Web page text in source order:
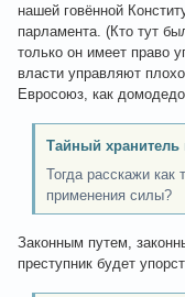
нашей говённой
парламента. (Кто тут
только он имеет право
власти управляют
Евросоюз, как
Тайный хранитель
Тогда расскажи как
применения силы?
Законным путем,
преступник будет